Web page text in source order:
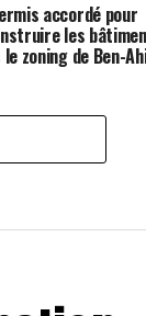
accordé pour
les
le zoning de Ben-